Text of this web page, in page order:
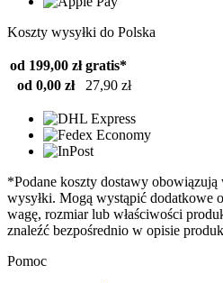
Koszty wysyłki do Polska
od 199,00 zł gratis*
od 0,00 zł
27,90 zł
*Podane koszty dostawy
wysyłki. Mogą wystąpić dodatkowe
wagę, rozmiar lub właściwości
znaleźć bezpośrednio w opisie
Pomoc